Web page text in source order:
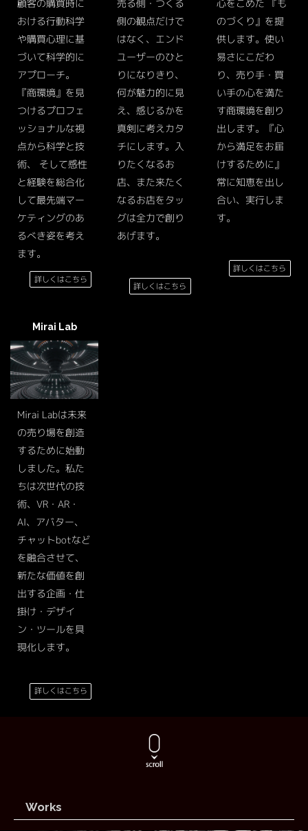
顧客の購買時に
おける行動科学
や購買心理に基
づいて科学的に
アプローチ。
『商環境』を見
つけるプロフェ
ッショナルな視
点から科学と技
術、 そして感性
と経験を総合化
して最先端マー
ケティングのあ
るべき姿を考え
ます。
詳しくはこちら
売る側・つくる
側の観点だけで
はなく、エンド
ユーザーのひと
りになりきり、
何が魅力的に見
え、感じるかを
真剣に考えカタ
チにします。入
りたくなるお
店、また来たく
なるお店をタッ
グは全力で創り
あげます。
詳しくはこちら
心をこめた 『も
のづくり』を提
供します。使い
易さにこだわ
り、売り手・買
い手の心を満た
す商環境を創り
出します。『心
から満足をお届
けするために』
常に知恵を出し
合い、実行しま
す。
詳しくはこちら
Mirai Lab
Mirai Labは未来
の売り場を創造
するために始動
しました。私た
ちは次世代の技
術、VR・AR・
AI、アバター、
チャットbotなど
を融合させて、
新たな価値を創
出する企画・仕
掛け・デザイ
ン・ツールを具
現化します。
詳しくはこちら
Works